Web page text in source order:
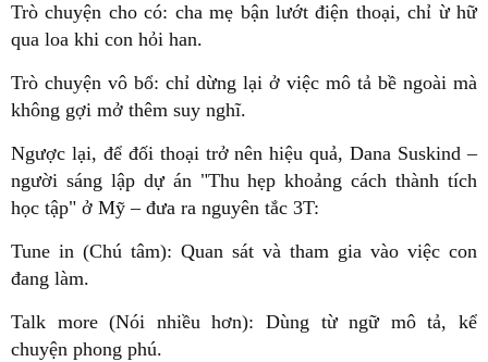
Trò chuyện cho có: cha mẹ bận lướt điện thoại, chỉ ừ hữ
qua loa khi con hỏi han.
Trò chuyện vô bổ: chỉ dừng lại ở việc mô tả bề ngoài mà
không gợi mở thêm suy nghĩ.
Ngược lại, để đối thoại trở nên hiệu quả, Dana Suskind –
người sáng lập dự án "Thu hẹp khoảng cách thành tích
học tập" ở Mỹ – đưa ra nguyên tắc 3T:
Tune in (Chú tâm): Quan sát và tham gia vào việc con
đang làm.
Talk more (Nói nhiều hơn): Dùng từ ngữ mô tả, kể
chuyện phong phú.